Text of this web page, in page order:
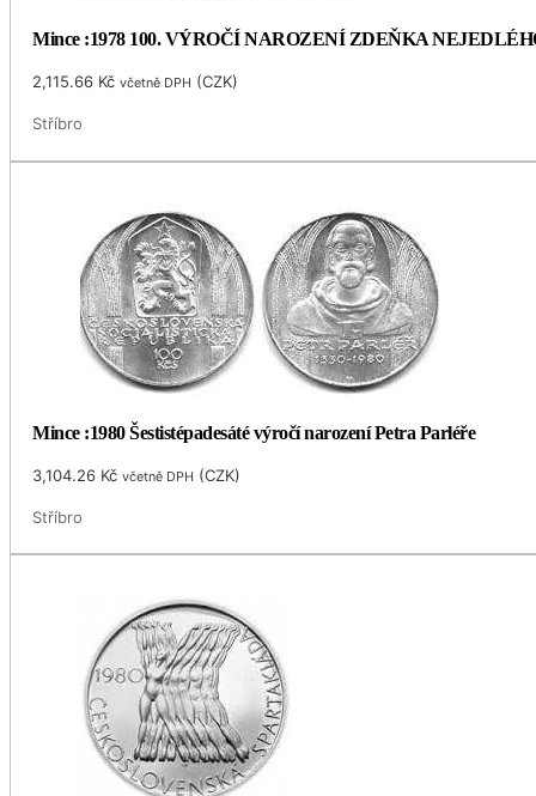
Mince :1978 100. VÝROČÍ NAROZENÍ ZDEŇKA
2,115.66 Kč včetně DPH (CZK)
Stříbro
Mince :1980 Šestistépadesáté výročí narození Petra Parléře
3,104.26 Kč včetně DPH (CZK)
Stříbro